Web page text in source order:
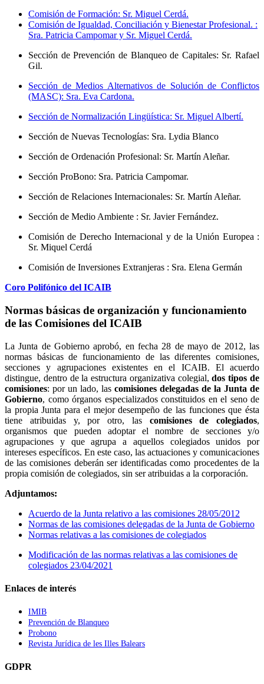
Comisión de Formación: Sr. Miguel Cerdá.
Comisión de Igualdad, Conciliación y Bienestar Profesional. :
Sra. Patricia Campomar y Sr. Miguel Cerdá.
Sección de Prevención de Blanqueo de Capitales: Sr. Rafael
Gil.
Sección de Medios Alternativos de Solución de Conflictos
(MASC): Sra. Eva Cardona.
Sección de Normalización Lingüística: Sr. Miguel Albertí.
Sección de Nuevas Tecnologías: Sra. Lydia Blanco
Sección de Ordenación Profesional: Sr. Martín Aleñar.
Sección ProBono: Sra. Patricia Campomar.
Sección de Relaciones Internacionales: Sr. Martín Aleñar.
Sección de Medio Ambiente : Sr. Javier Fernández.
Comisión de Derecho Internacional y de la Unión Europea :
Sr. Miquel Cerdá
Comisión de Inversiones Extranjeras : Sra. Elena Germán
Coro Polifónico del ICAIB
Normas básicas de organización y funcionamiento
de las Comisiones del ICAIB
La Junta de Gobierno aprobó, en fecha 28 de mayo de 2012, las
normas básicas de funcionamiento de las diferentes comisiones,
secciones y agrupaciones existentes en el ICAIB. El acuerdo
distingue, dentro de la estructura organizativa colegial,dos tipos de
comisiones: por un lado, las comisiones delegadas de la Junta de
Gobierno, como órganos especializados constituidos en el seno de
la propia Junta para el mejor desempeño de las funciones que ésta
tiene atribuidas y, por otro, las comisiones de colegiados,
organismos que pueden adoptar el nombre de secciones y/o
agrupaciones y que agrupa a aquellos colegiados unidos por
intereses específicos. En este caso, las actuaciones y comunicaciones
de las comisiones deberán ser identificadas como procedentes de la
propia comisión de colegiados, sin ser atribuidas a la corporación.
Adjuntamos:
Acuerdo de la Junta relativo a las comisiones 28/05/2012
Normas de las comisiones delegadas de la Junta de Gobierno
Normas relativas a las comisiones de colegiados
Modificación de las normas relativas a las comisiones de
colegiados 23/04/2021
Enlaces de interés
IMIB
Prevención de Blanqueo
Probono
Revista Jurídica de les Illes Balears
GDPR